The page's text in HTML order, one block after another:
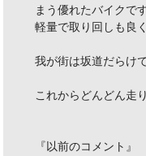
まう優れたバイクです
軽量で取り回しも良
我が街は坂道だらけ
これからどんどん走
『以前のコメント』